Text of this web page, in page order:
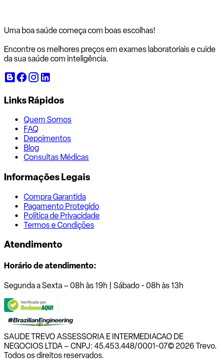
Uma boa saúde começa com boas escolhas!
Encontre os melhores preços em exames laboratoriais e cuide
da sua saúde com inteligência.
Links Rápidos
Quem Somos
FAQ
Depoimentos
Blog
Consultas Médicas
Informações Legais
Compra Garantida
Pagamento Protegido
Política de Privacidade
Termos e Condições
Atendimento
Horário de atendimento:
Segunda a Sexta – 08h às 19h | Sábado - 08h às 13h
SAUDE TREVO ASSESSORIA E INTERMEDIACAO DE
NEGOCIOS LTDA – CNPJ: 45.453.448/0001-07© 2026 Trevo.
Todos os direitos reservados.